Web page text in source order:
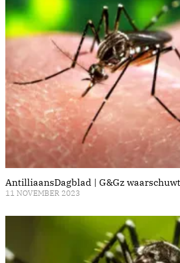
AntilliaansDagblad | G&Gz
11 NOVEMBER 2023